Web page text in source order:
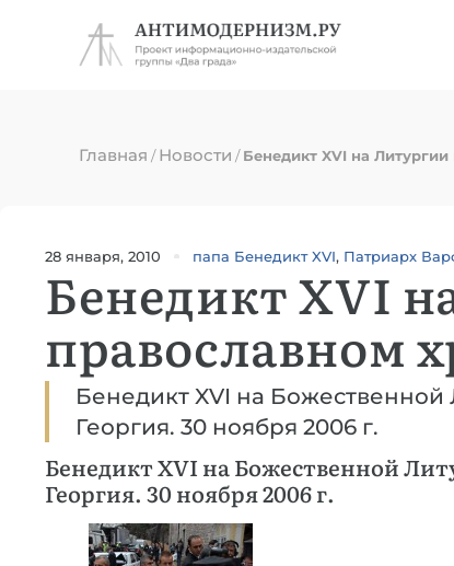
Главная /Новости /Бенедикт XVI на
28 января, 2010 папа Бенедикт XVI, Патриарх
Бенедикт XVI
православном
Бенедикт XVI на
Георгия. 30 ноября 2006 г.
Бенедикт XVI на Божественной
Георгия. 30 ноября 2006 г.